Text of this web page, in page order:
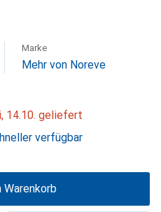
Marke
Mehr von Noreve
14.10. geliefert
verfügbar
Warenkorb